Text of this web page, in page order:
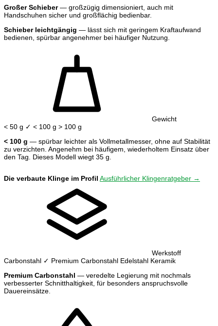
Großer Schieber— großzügig dimensioniert, auch mit
Handschuhen sicher und großflächig bedienbar.
Schieber leichtgängig — lässt sich mit geringem Kraftaufwand
bedienen, spürbar angenehmer bei häufiger Nutzung.
Gewicht
< 50 g ✓ < 100 g > 100 g
< 100 g — spürbar leichter als Vollmetallmesser, ohne auf Stabilität
zu verzichten. Angenehm bei häufigem, wiederholtem Einsatz über
den Tag. Dieses Modell wiegt 35 g.
Die verbaute Klinge im Profil Ausführlicher Klingenratgeber →
Werkstoff
Carbonstahl ✓ Premium Carbonstahl Edelstahl Keramik
Premium Carbonstahl — veredelte Legierung mit nochmals
verbesserter Schnitthaltigkeit, für besonders anspruchsvolle
Dauereinsätze.